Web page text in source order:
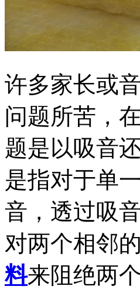
许多家长或
问题所苦，
题是以吸音
是指对于单
音，透过吸
对两个相邻
料来阻绝两